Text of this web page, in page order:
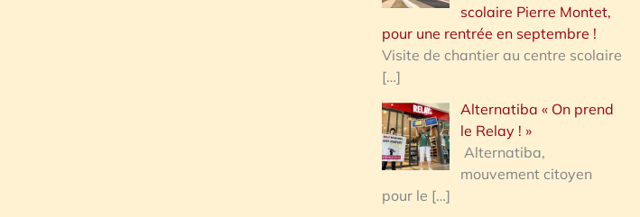
scolaire Pierre Montet,
pour une rentrée en septembre !
Visite de chantier au centre scolaire
[…]
Alternatiba « On prend
le Relay ! »
Alternatiba,
mouvement citoyen
pour le […]